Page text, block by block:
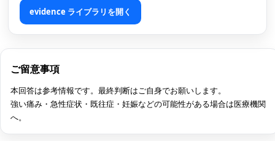
evidence ライブラリを開く
ご留意事項
本回答は参考情報です。最終判断はご自身でお願いします。
強い痛み・急性症状・既往症・妊娠などの可能性がある場合は医療機関
へ。